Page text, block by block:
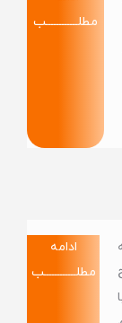
مطلــــــــــــب
ادامه
مطلــــــــــــب